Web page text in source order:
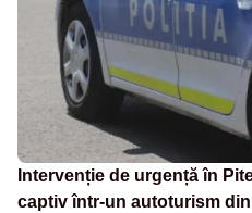
Intervenție de urgență în
captiv într-un autoturism